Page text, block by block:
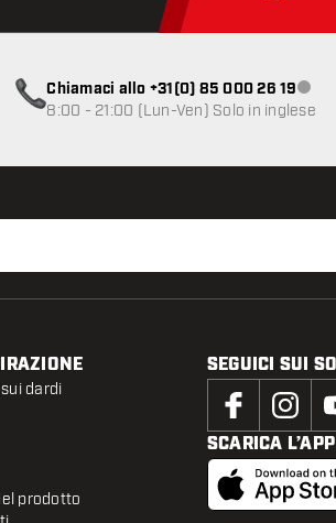
Chiamaci allo +31(0) 85 000 26 19
8:00 - 21:00 (Lun-Ven) Solo in inglese
dardi
prodotto
SEGUICI SUI
SCARICA L’APP